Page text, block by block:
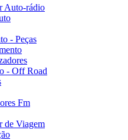
Auto-rádio
- Peças
- Off Road
Fm
de Viagem